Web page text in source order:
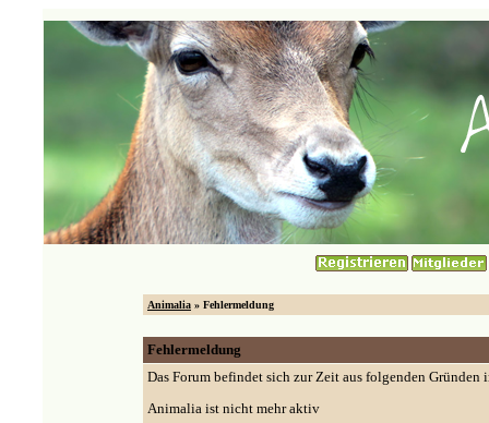
Animalia » Fehlermeldung
Fehlermeldung
Das Forum befindet sich zur Zeit aus folgenden Gründen
Animalia ist nicht mehr aktiv